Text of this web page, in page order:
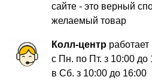
сайте - это верный
желаемый товар
Колл-центр работает
с Пн. по Пт. з 10:00 до
в Сб. з 10:00 до 16:00